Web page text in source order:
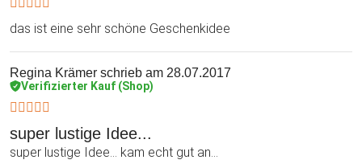
das ist eine sehr schöne Geschenkidee
Regina Krämer schrieb am 28.07.2017
Verifizierter Kauf (Shop)
super lustige Idee...
super lustige Idee... kam echt gut an...